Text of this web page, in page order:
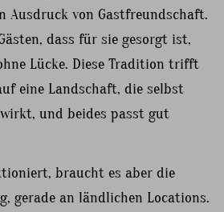
Ausdruck von Gastfreundschaft.
dass für sie gesorgt ist,
Lücke. Diese Tradition trifft
eine Landschaft, die selbst
und beides passt gut
braucht es aber die
gerade an ländlichen Locations.